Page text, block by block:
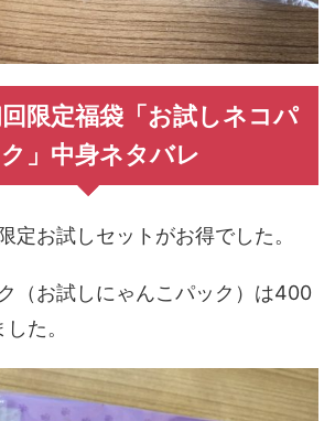
限定福袋「お試しネコパ
」中身ネタバレ
定お試しセットがお得でした。
（お試しにゃんこパック）は400
た。